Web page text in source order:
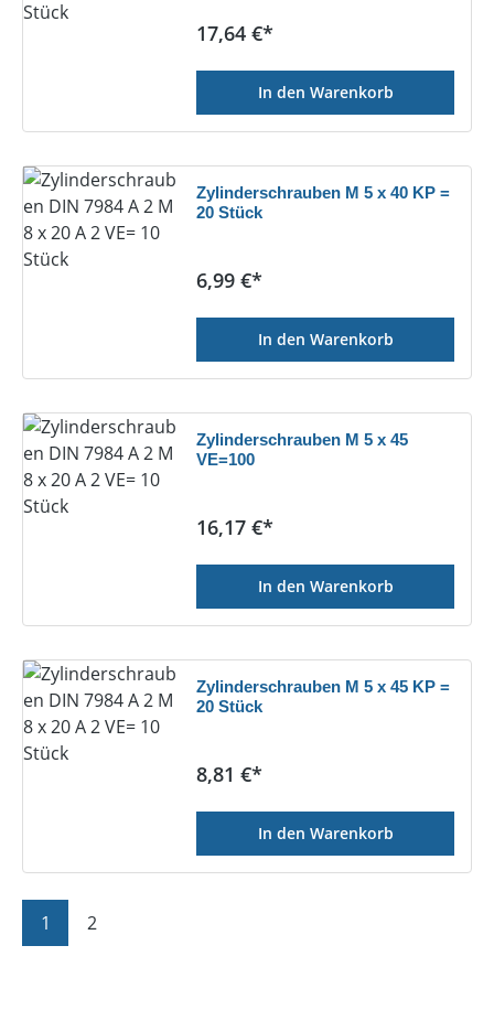
Regulärer Preis:
17,64 €*
In den Warenkorb
Zylinderschrauben M 5 x 40 KP =
20 Stück
Regulärer Preis:
6,99 €*
In den Warenkorb
Zylinderschrauben M 5 x 45
VE=100
Regulärer Preis:
16,17 €*
In den Warenkorb
Zylinderschrauben M 5 x 45 KP =
20 Stück
Regulärer Preis:
8,81 €*
In den Warenkorb
Seite
1 Seite
2